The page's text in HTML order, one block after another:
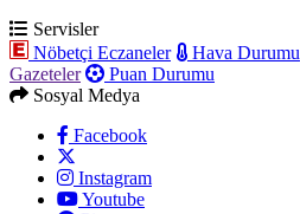
Servisler
Nöbetçi Eczaneler
Hava Durumu
Gazeteler
Puan Durumu
Sosyal Medya
Facebook
Instagram
Youtube